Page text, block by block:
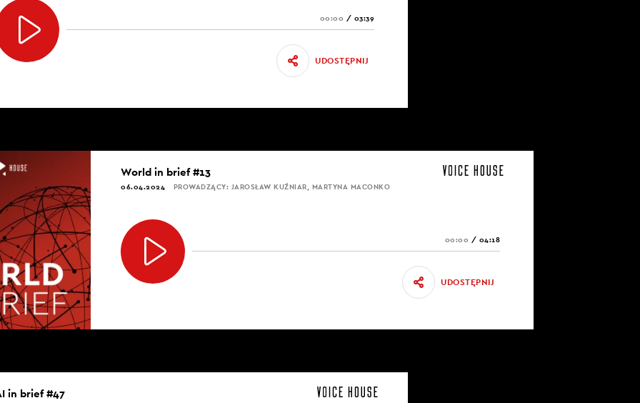
00:00 / 03:39
UDOSTĘPNIJ
World in brief #13
06.04.2024 PROWADZĄCY: JAROSŁAW KUŹNIAR, MARTYNA MACONKO
00:00 / 04:18
UDOSTĘPNIJ
in brief #47